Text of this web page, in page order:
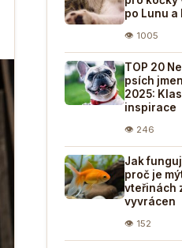
po Lunu a
👁 1005
TOP 20
psích
2025:
inspirace
👁 246
Jak
proč je
vteřinách
vyvrácen
👁 152